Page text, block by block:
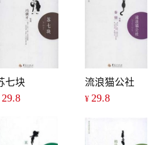
七块
29.8
流浪猫公社
¥ 29.8